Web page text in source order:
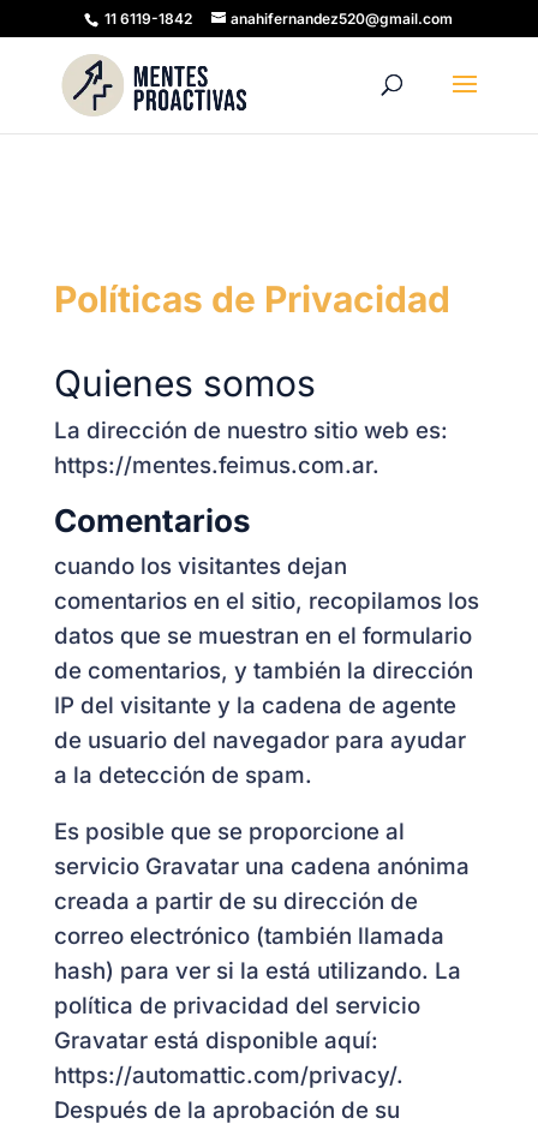
11 6119-1842 anahifernandez520@gmail.com
Políticas de Privacidad
Quienes somos
La dirección de nuestro sitio web es:
https://mentes.feimus.com.ar.
Comentarios
cuando los visitantes dejan
comentarios en el sitio, recopilamos los
datos que se muestran en el formulario
de comentarios, y también la dirección
IP del visitante y la cadena de agente
de usuario del navegador para ayudar
a la detección de spam.
Es posible que se proporcione al
servicio Gravatar una cadena anónima
creada a partir de su dirección de
correo electrónico (también llamada
hash) para ver si la está utilizando. La
política de privacidad del servicio
Gravatar está disponible aquí:
https://automattic.com/privacy/.
Después de la aprobación de su